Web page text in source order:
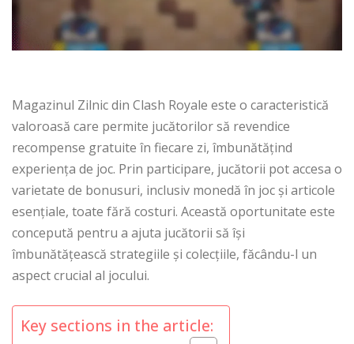
Magazinul Zilnic din Clash Royale este o caracteristică
valoroasă care permite jucătorilor să revendice
recompense gratuite în fiecare zi, îmbunătățind
experiența de joc. Prin participare, jucătorii pot accesa o
varietate de bonusuri, inclusiv monedă în joc și articole
esențiale, toate fără costuri. Această oportunitate este
concepută pentru a ajuta jucătorii să își
îmbunătățească strategiile și colecțiile, făcându-l un
aspect crucial al jocului.
Key sections in the article: